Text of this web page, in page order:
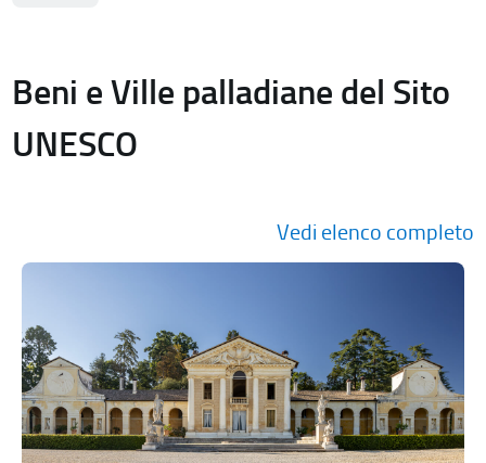
Beni e Ville palladiane del Sito
UNESCO
Vedi elenco completo